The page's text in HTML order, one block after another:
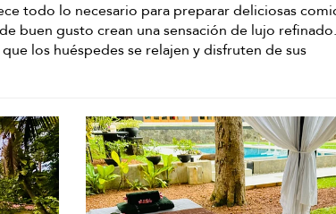
todo lo necesario para preparar deliciosas
buen gusto crean una sensación de lujo
los huéspedes se relajen y disfruten de sus